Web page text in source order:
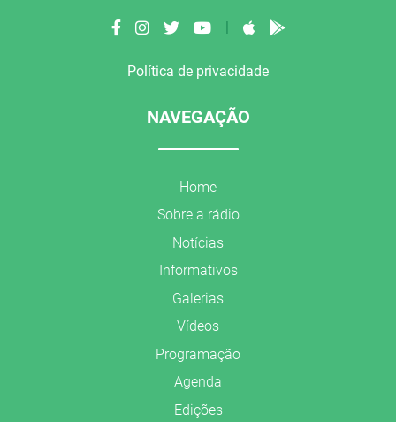
|
Política de privacidade
NAVEGAÇÃO
Home
Sobre a rádio
Notícias
Informativos
Galerias
Vídeos
Programação
Agenda
Edições